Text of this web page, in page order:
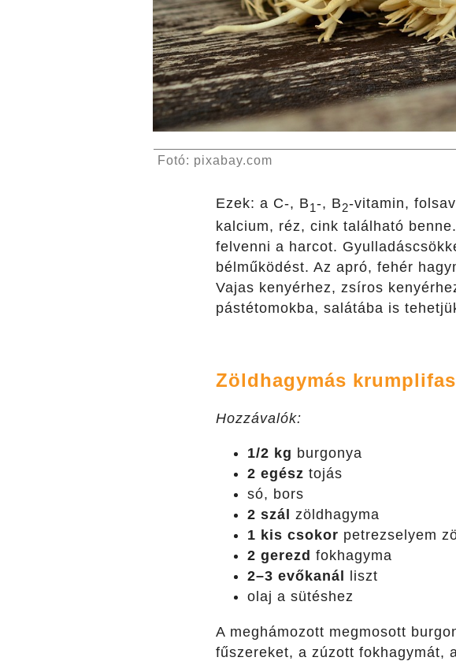
Fotó: pixabay.com
Ezek: a C-, B1-, B2-vitamin,
kalcium, réz, cink található
felvenni a harcot.
bélműködést. Az apró, fehér
Vajas kenyérhez, zsíros
pástétomokba, salátába is
Zöldhagymás
Hozzávalók:
1/2 kg burgonya
2 egész tojás
só, bors
2 szál
zöldhagyma
1 kis csokor petrezselyem
2 gerezd fokhagyma
2–3 evőkanál
liszt
olaj a sütéshez
A meghámozott megmosott
fűszereket, a zúzott fokhagymát,